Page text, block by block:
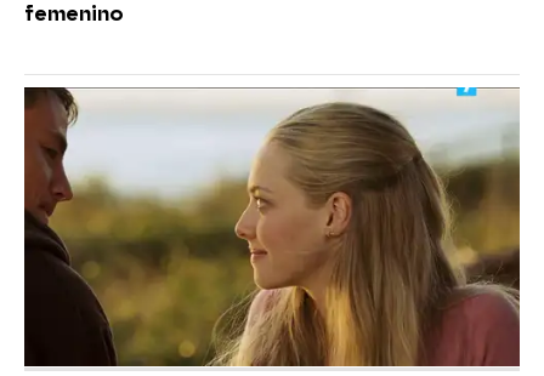
femenino